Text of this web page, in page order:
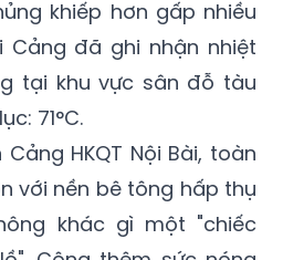
khiếp hơn gấp nhiều
Cảng đã ghi nhận nhiệt
tại khu vực sân đỗ tàu
71°C.
HKQT Nội Bài, toàn
với nền bê tông hấp thụ
khác gì một "chiếc